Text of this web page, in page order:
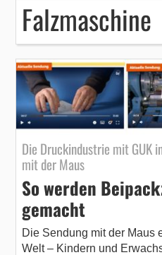
Falzmaschine
Die Druckindustrie mit GUK
mit der Maus
So werden
gemacht
Die Sendung mit der Maus
Welt – Kindern und